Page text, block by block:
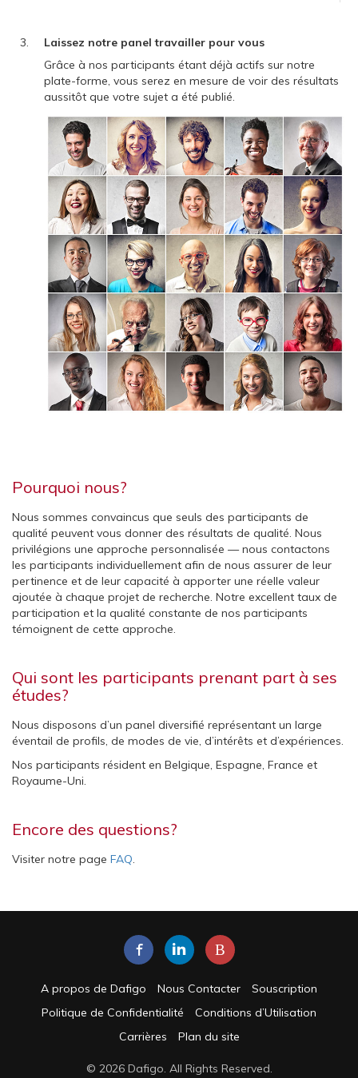
Laissez notre panel travailler pour vous
Grâce à nos participants étant déjà actifs sur notre
plate-forme, vous serez en mesure de voir des résultats
aussitôt que votre sujet a été publié.
Pourquoi nous?
Nous sommes convaincus que seuls des participants de
qualité peuvent vous donner des résultats de qualité. Nous
privilégions une approche personnalisée — nous contactons
les participants individuellement afin de nous assurer de leur
pertinence et de leur capacité à apporter une réelle valeur
ajoutée à chaque projet de recherche. Notre excellent taux de
participation et la qualité constante de nos participants
témoignent de cette approche.
Qui sont les participants prenant part à ses
études?
Nous disposons d’un panel diversifié représentant un large
éventail de profils, de modes de vie, d’intérêts et d’expériences.
Nos participants résident en Belgique, Espagne, France et
Royaume-Uni.
Encore des questions?
Visiter notre page FAQ
B
A propos de Dafigo Nous Contacter
Souscription
Politique de Confidentialité
Conditions d’Utilisation
Carrières
Plan du site
© 2026 Dafigo. All Rights Reserved.